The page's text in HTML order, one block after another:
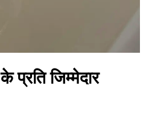
प्रति जिम्मेदार